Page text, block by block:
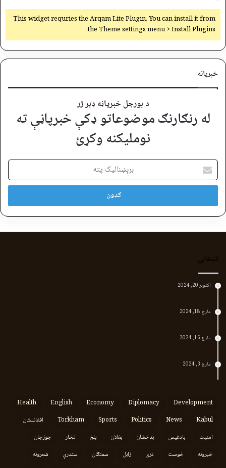
This widget requries the Arqam Lite Plugin, You can install it from
the Theme settings menu > Install Plugins.
خبرپاڼه
د بورجل خبرپاڼه ډېر ژر
له رنګارنګ موضوعاتو ډکې خبرپاڼې ته
نوملیکنه وکړئ
برېښنالیک
پته
انتخابي
اکتوبر 20, 2024
مارچ 18, 2024
مارچ 16, 2024
مارچ 3, 2024
Development
Diplomacy
Economy
English
Health
Kabul
News
Politics
Sports
Torkham
افغانستان
امنیت
بادغیس بدخشان بغلان بلخ تخار
جوزجان
خبرونه
خوست دری زابل سمنګان سندرې
شعرونه